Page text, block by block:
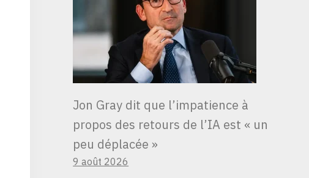
Jon Gray dit que l’impatience à
propos des retours de l’IA est « un
peu déplacée »
9 août 2026